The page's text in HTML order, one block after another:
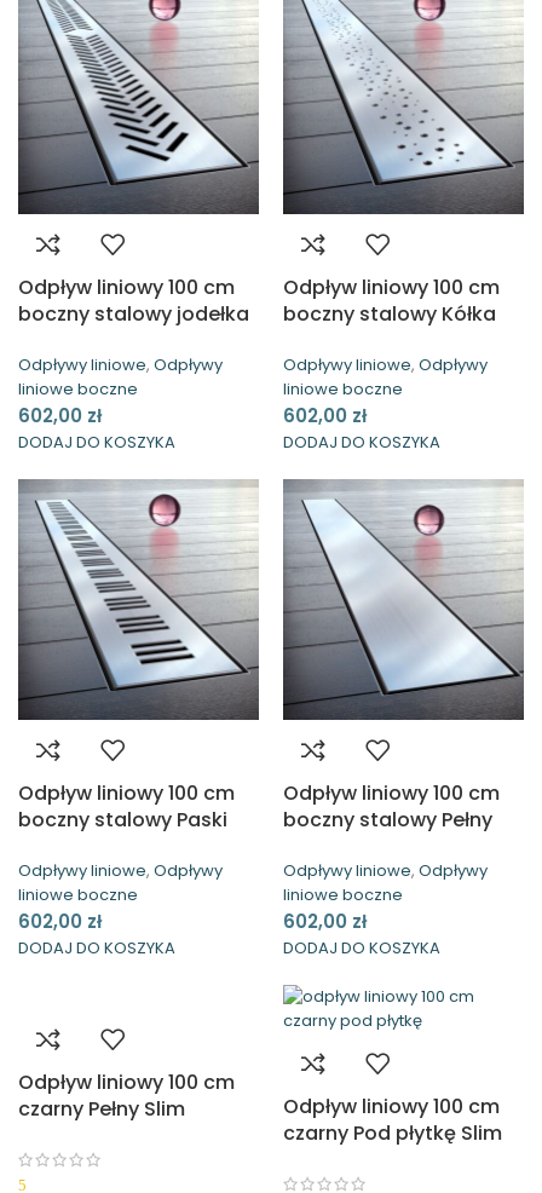
Odpływ liniowy 100 cm
boczny stalowy jodełka
Odpływy liniowe, Odpływy
liniowe boczne
602,00 zł
DODAJ DO KOSZYKA
Odpływ liniowy 100 cm
boczny stalowy Kółka
Odpływy liniowe, Odpływy
liniowe boczne
602,00 zł
DODAJ DO KOSZYKA
Odpływ liniowy 100 cm
boczny stalowy Paski
Odpływy liniowe, Odpływy
liniowe boczne
602,00 zł
DODAJ DO KOSZYKA
Odpływ liniowy 100 cm
boczny stalowy Pełny
Odpływy liniowe, Odpływy
liniowe boczne
602,00 zł
DODAJ DO KOSZYKA
Odpływ liniowy 100 cm
czarny Pełny Slim
5
Odpływ liniowy 100 cm
czarny Pod płytkę Slim